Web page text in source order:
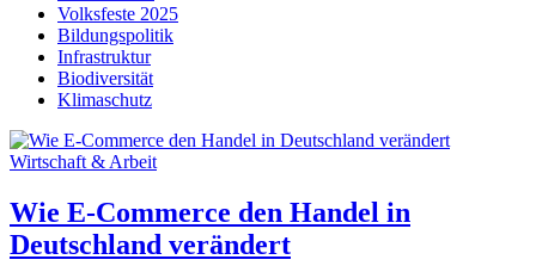
Volksfeste 2025
Bildungspolitik
Infrastruktur
Biodiversität
Klimaschutz
Wirtschaft & Arbeit
Wie E-Commerce den Handel in
Deutschland verändert